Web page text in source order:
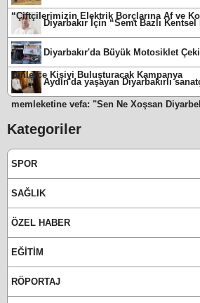
“Çiftçilerimizin Elektrik Borçlarına Af ve
Diyarbakır İçin “Semt Bazlı Kentsel
Diyarbakır'da Büyük Motosiklet
Binlerce Kişiyi Buluşturacak Kampanya
Aydın'da yaşayan Diyarbakırlı
memleketine vefa: "Sen Ne Xoşsan
Kategoriler
SPOR
SAĞLIK
ÖZEL HABER
EĞİTİM
RÖPORTAJ